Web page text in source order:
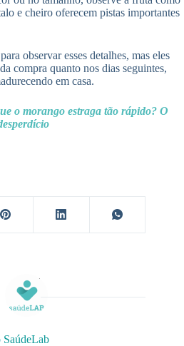
e cheiro oferecem pistas importantes
observar esses detalhes, mas eles
compra quanto nos dias seguintes,
em casa.
o morango estraga tão rápido? O
SaúdeLab